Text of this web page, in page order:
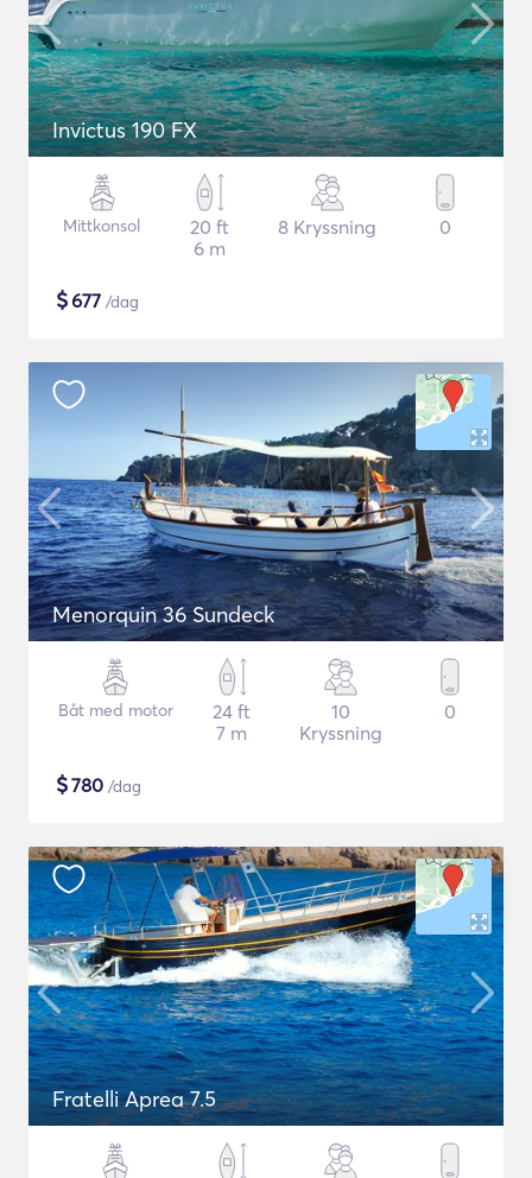
Invictus 190 FX
Mittkonsol
20 ft
6 m
8 Kryssning 0
$677 /dag
Menorquin 36 Sundeck
Båt med motor
24 ft
7 m
10
Kryssning
0
$780 /dag
Fratelli Aprea 7.5